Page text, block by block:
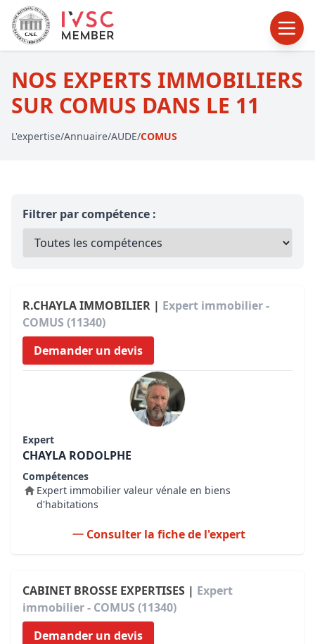
NOS EXPERTS IMMOBILIERS
SUR COMUS DANS LE 11
L'expertise/Annuaire/AUDE/COMUS
Filtrer par compétence :
R.CHAYLA IMMOBILIER | Expert immobilier -
COMUS (11340)
Demander un devis
Expert
CHAYLA RODOLPHE
Compétences
Expert immobilier valeur vénale en biens
d'habitations
Consulter la fiche de l'expert
CABINET BROSSE EXPERTISES | Expert
immobilier - COMUS (11340)
Demander un devis